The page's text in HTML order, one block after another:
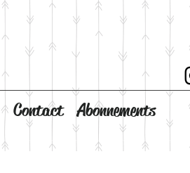
Contact Abonnements